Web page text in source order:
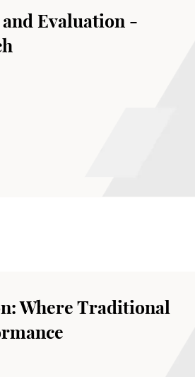
Evaluation -
Where Traditional